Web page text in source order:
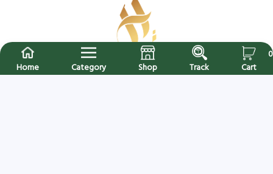
Home Category Shop Track
0
Cart